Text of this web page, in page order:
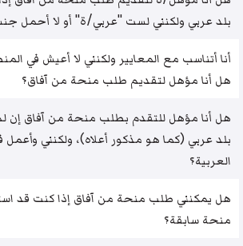
بلد عربي ولكنني لست "عربي/ة" أو لا أحمل
أنا أتناسب مع المعايير ولكنني لا أعيش في
هل أنا مؤهل لتقديم طلب منحة من آفاق؟
هل أنا مؤهل للتقدم بطلب منحة من آفاق إن
بلد عربي (كما هو مذكور أعلاه)، ولكنني
العربية؟
هل يمكنني طلب منحة من آفاق إذا كنت قد
منحة سابقة؟